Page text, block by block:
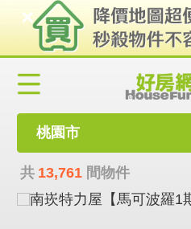
桃園市
共 13,761 間物件